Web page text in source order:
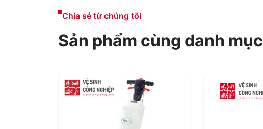
Chia sẻ từ chúng tôi
Sản phẩm cùng danh mục